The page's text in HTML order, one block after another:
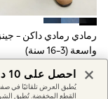
Shop All
Blazers
Dresses
& Coats
Jeans
رمادي رمادي داكن -
واسعة (3-16 سنة)
كان JD 17 - JD 22
الآن JD 9 - JD 11
احصل على 10 د.أ. خصم على أول طلب عبر التطبيق
القطع المخفضة. تُطبق